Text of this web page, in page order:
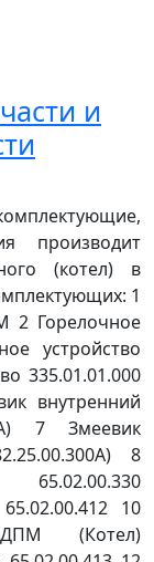
и
производит
(котел) в
1
2 Горелочное
устройство
335.01.01.000
внутренний
7 Змеевик
8
10
(Котел)